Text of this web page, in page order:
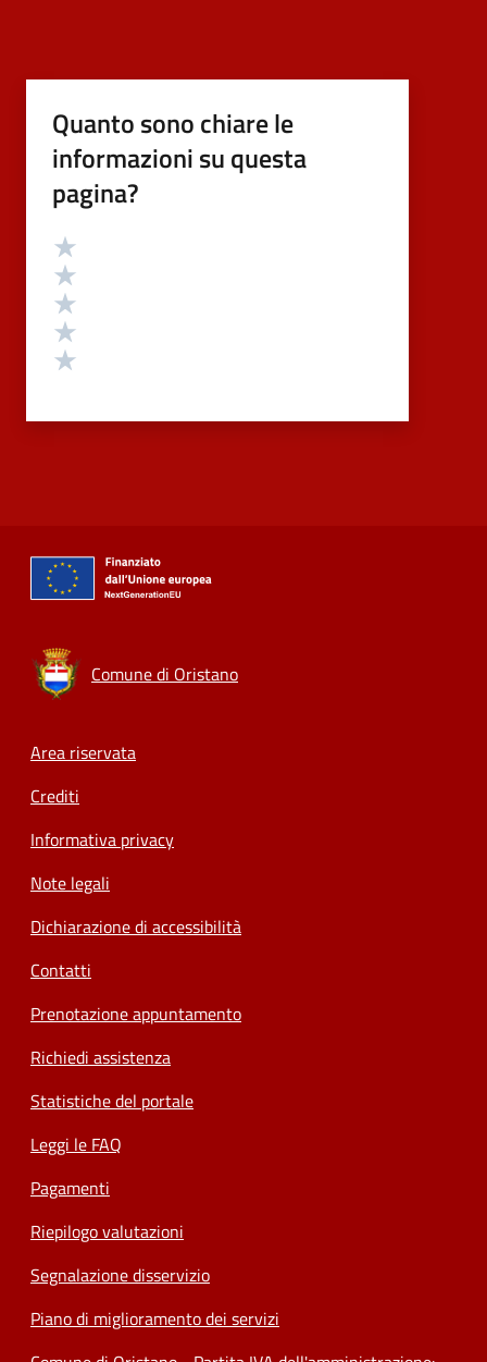
Quanto sono chiare le
informazioni su questa
pagina?
Valutazione
Comune di Oristano
Footer menu
Area riservata
Crediti
Informativa privacy
Note legali
Dichiarazione di accessibilità
Contatti
Prenotazione appuntamento
Richiedi assistenza
Statistiche del portale
Leggi le FAQ
Pagamenti
Riepilogo valutazioni
Segnalazione disservizio
Piano di miglioramento dei servizi